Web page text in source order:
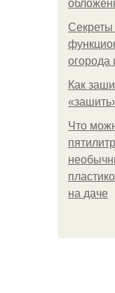
Секреты
огорода
Как
Что
на даче